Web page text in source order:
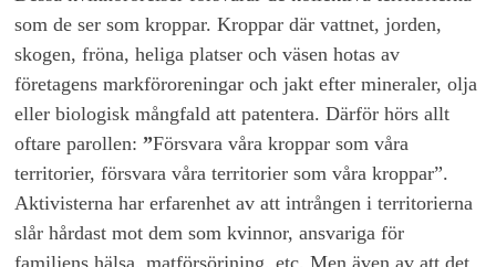
som de ser som kroppar. Kroppar där vattnet, jorden,
skogen, fröna, heliga platser och väsen hotas av
företagens markföroreningar och jakt efter mineraler, olja
eller biologisk mångfald att patentera. Därför hörs allt
oftare parollen:”Försvara våra kroppar som våra
territorier, försvara våra territorier som våra kroppar”.
Aktivisterna har erfarenhet av att intrången i territorierna
slår hårdast mot dem som kvinnor, ansvariga för